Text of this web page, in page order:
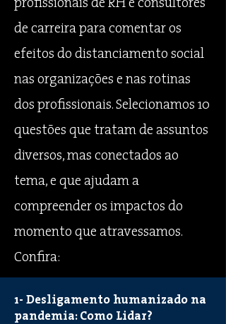
profissionais de RH e consultores
de carreira para comentar os
efeitos do distanciamento social
nas organizações e nas rotinas
dos profissionais. Selecionamos 10
questões que tratam de assuntos
diversos, mas conectados ao
tema, e que ajudam a
compreender os impactos do
momento que atravessamos.
Confira:
1- Desligamento humanizado na
pandemia: Como Lidar?